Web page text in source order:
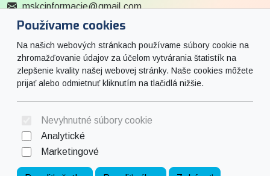
Používame cookies
Na našich webových stránkach používame súbory cookie na
zhromažďovanie údajov za účelom vytvárania štatistík na
zlepšenie kvality našej webovej stránky. Naše cookies môžete
prijať alebo odmietnuť kliknutím na tlačidlá nižšie.
Nevyhnutné súbory cookie
Analytické
Marketingové
mskcinformacie@gmail.com
0915 727 244
Social
Facebook